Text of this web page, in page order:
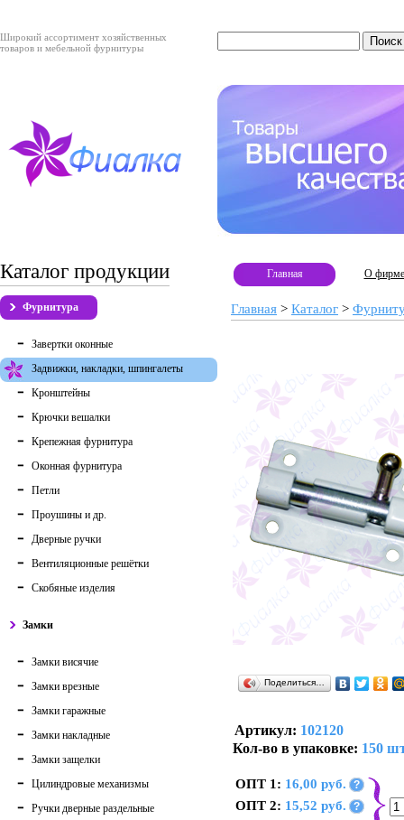
Широкий ассортимент хозяйственных
товаров и мебельной фурнитуры
Каталог продукции
Фурнитура
Завертки оконные
Задвижки, накладки, шпингалеты
Кронштейны
Крючки вешалки
Крепежная фурнитура
Оконная фурнитура
Петли
Проушины и др.
Дверные ручки
Вентиляционные решётки
Скобяные изделия
Замки
Замки висячие
Замки врезные
Замки гаражные
Замки накладные
Замки защелки
Цилиндровые механизмы
Ручки дверные раздельные
Главная О фирме
Главная > Каталог >
Поделиться…
Артикул: 102120
Кол-во в упаковке: 150
ОПТ 1: 16,00 руб. ?
ОПТ 2: 15,52 руб. ?